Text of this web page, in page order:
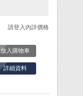
請登入內詳價格
放入購物車
詳細資料